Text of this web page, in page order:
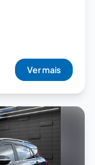
Ver mais